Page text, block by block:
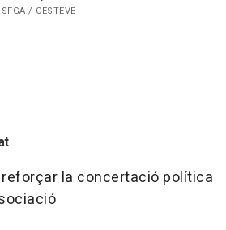
SFGA / CESTEVE
la concertació política